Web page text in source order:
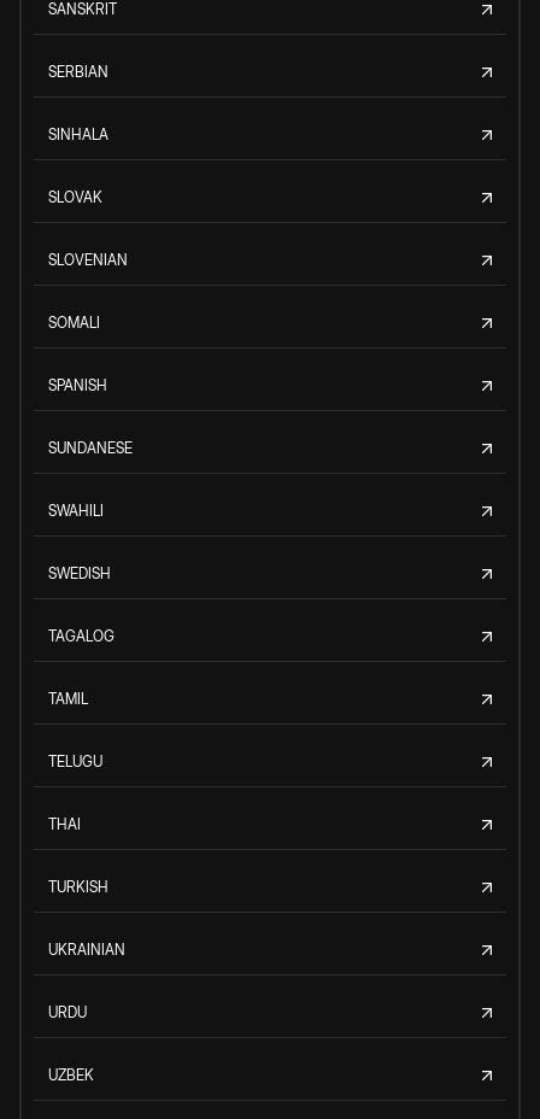
SANSKRIT
SERBIAN
SINHALA
SLOVAK
SLOVENIAN
SOMALI
SPANISH
SUNDANESE
SWAHILI
SWEDISH
TAGALOG
TAMIL
TELUGU
THAI
TURKISH
UKRAINIAN
URDU
UZBEK